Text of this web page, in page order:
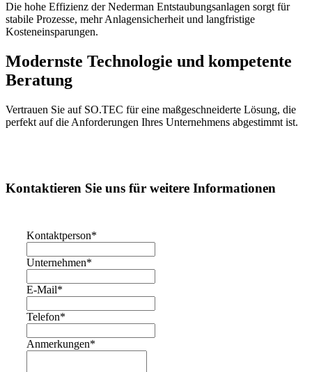
Die hohe Effizienz derNederman Entstaubungsanlagen sorgt für
stabile Prozesse, mehr Anlagensicherheit und langfristige
Kosteneinsparungen.
Modernste Technologie und kompetente
Beratung
Vertrauen Sie auf SO.TEC für eine maßgeschneiderte Lösung, die
perfekt auf die Anforderungen Ihres Unternehmens abgestimmt ist.
Kontaktieren Sie uns für weitere Informationen
Kontaktperson*
Unternehmen*
E-Mail*
Telefon*
Anmerkungen*